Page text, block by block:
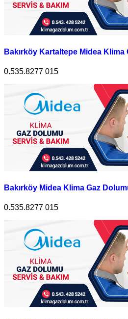
Bakırköy Kartaltepe Midea Klima
0.535.8277 015
Bakırköy Midea Klima Gaz
0.535.8277 015